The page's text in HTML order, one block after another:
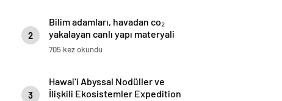
2
Bilim adamları, havadan co₂
yakalayan canlı yapı materyali
yaratıyor
705 kez okundu
3
Hawaiʻi Abyssal Nodüller ve
İlişkili Ekosistemler Expedition